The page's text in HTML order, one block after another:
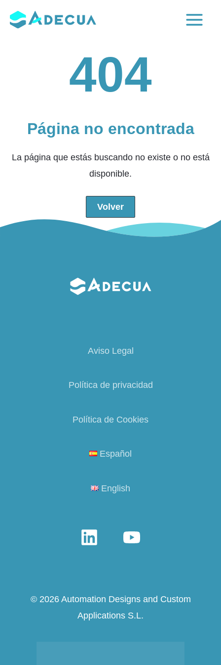
404
Página no encontrada
La página que estás buscando no existe o no está
disponible.
Volver
Aviso Legal
Política de privacidad
Política de Cookies
Español
English
© 2026 Automation Designs and Custom
Applications S.L.